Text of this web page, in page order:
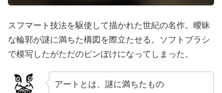
スフマート技法を駆使して描かれた世紀の名作。曖昧
な輪郭が謎に満ちた構図を際立たせる。ソフトブラシ
で模写したがただのピンぼけになってしまった。
アートとは、謎に満ちたもの